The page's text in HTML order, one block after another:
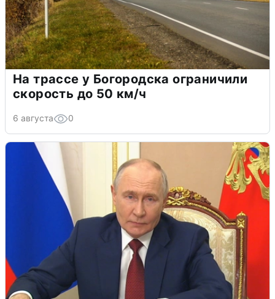
На трассе у Богородска ограничили
скорость до 50 км/ч
6 августа 0